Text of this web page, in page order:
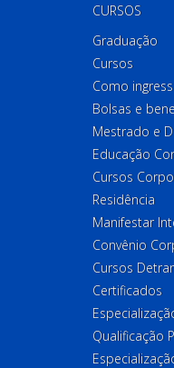
CURSOS
Graduação
Cursos
Como
Bolsas e
Mestrado e
Educação
Cursos
Residência
Manifestar
Convênio
Cursos
Certificados
Qualificação